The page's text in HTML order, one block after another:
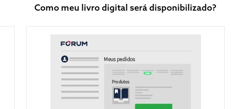
Como meu livro digital será disponibilizado?